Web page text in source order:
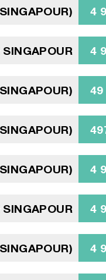
4
4
49
4
4
4